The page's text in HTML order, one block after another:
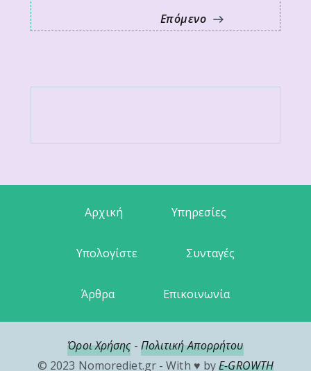
Επόμενο
Αρχική Υπηρεσίες
Υπολογίστε Συνταγές
Άρθρα Επικοινωνία
Όροι Χρήσης- Πολιτική Απορρήτου
© 2023 Nomorediet.gr - With ♥ byE-GROWTH